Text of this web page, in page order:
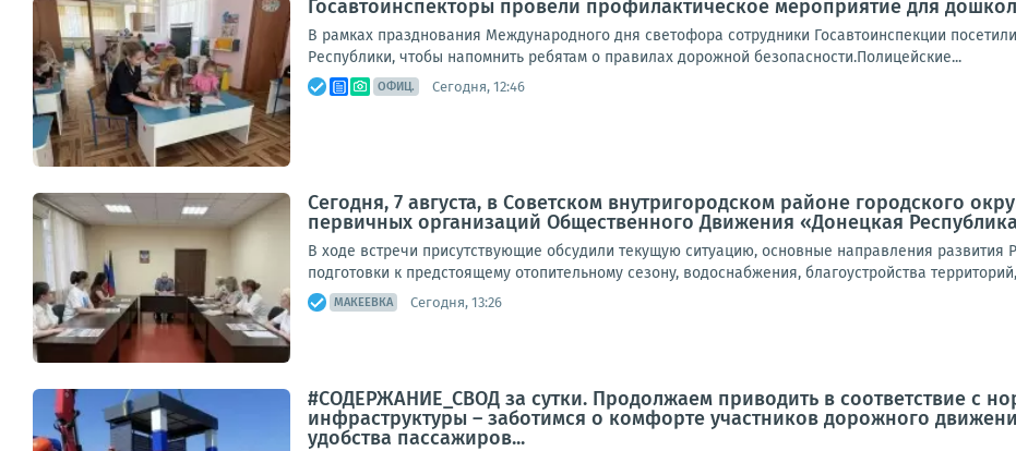
Госавтоинспекторы провели профилактическое мероприятие для
В рамках празднования Международного дня светофора сотрудники Госавтоинспекции
Республики, чтобы напомнить ребятам о правилах дорожной безопасности.Полицейские...
ОФИЦ. Сегодня, 12:46
Сегодня, 7 августа, в Советском внутригородском районе городского
первичных организаций Общественного Движения «Донецкая
В ходе встречи присутствующие обсудили текущую ситуацию, основные направления
подготовки к предстоящему отопительному сезону, водоснабжения, благоустройства
МАКЕЕВКА Сегодня, 13:26
#СОДЕРЖАНИЕ_СВОД за сутки. Продолжаем приводить в соответствие с
инфраструктуры – заботимся о комфорте участников дорожного
удобства пассажиров...